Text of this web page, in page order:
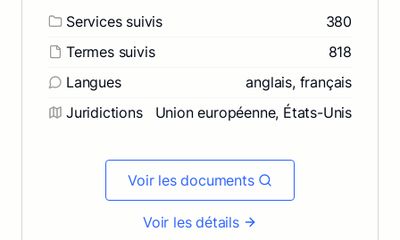
Services suivis
380
Termes suivis
818
Langues
anglais, français
Juridictions
Union européenne, États-Unis
Voir les documents
Voir les détails